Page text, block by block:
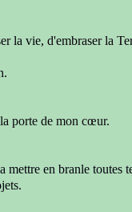
la vie, d'embraser la
porte de mon cœur.
mettre en branle toutes